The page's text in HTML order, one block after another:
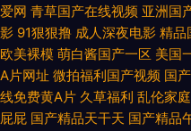
午夜少妇成人导航 51福利视频
激情 在线加勒比av 色综合欧美 av
频 91新人xh98hx新作 91超碰资源
爱网 青草国产在线视频 亚洲国
影 91狠狠撸 成人深夜电影 精品
欧美裸模 萌白酱国产一区 美国
A片网址 微拍福利国产视频 国
线免费黄A片 久草福利 乱伦家庭
屁屁 国产精品天干天 国产精品